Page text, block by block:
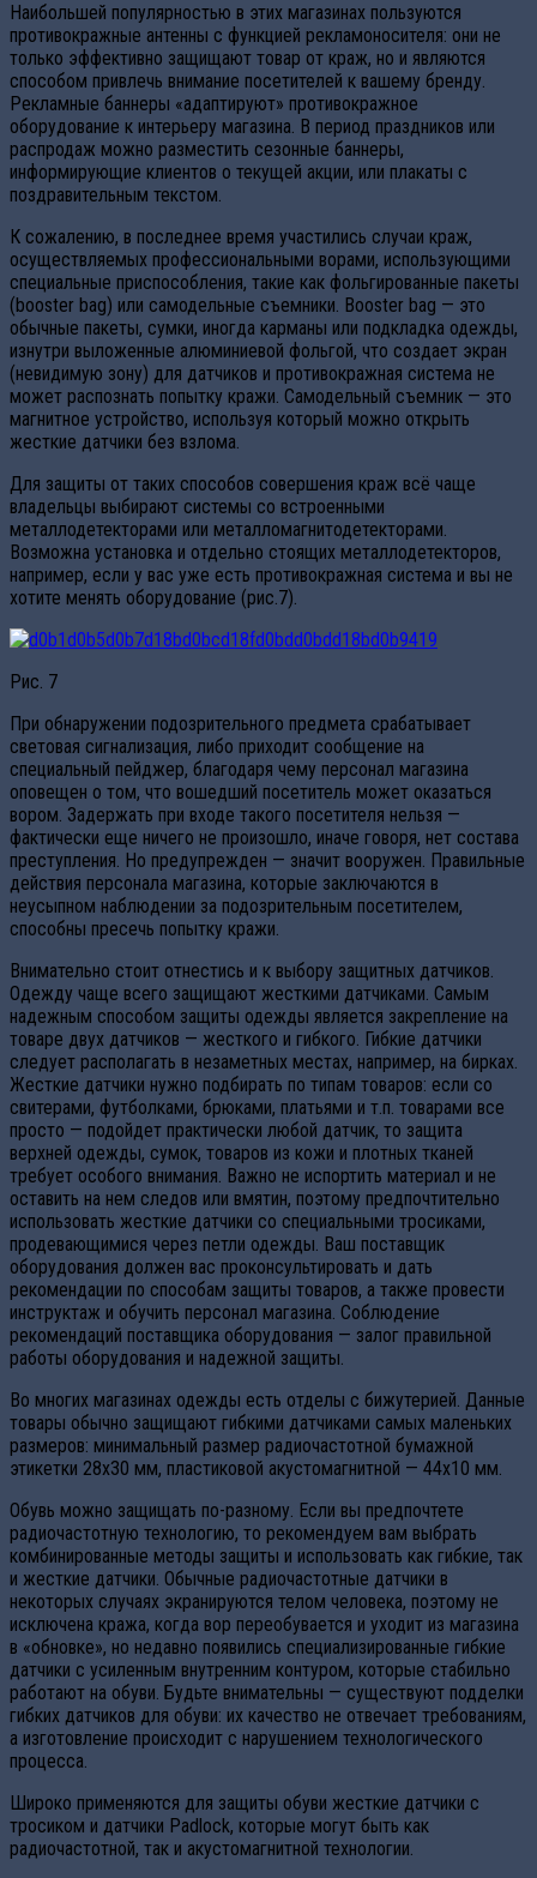
Наибольшей популярностью в этих магазинах пользуются
противокражные антенны с функцией рекламоносителя: они не
только эффективно защищают товар от краж, но и являются
способом привлечь внимание посетителей к вашему бренду.
Рекламные баннеры «адаптируют» противокражное
оборудование к интерьеру магазина. В период праздников или
распродаж можно разместить сезонные баннеры,
информирующие клиентов о текущей акции, или плакаты с
поздравительным текстом.
К сожалению, в последнее время участились случаи краж,
осуществляемых профессиональными ворами, использующими
специальные приспособления, такие как фольгированные пакеты
(booster bag) или самодельные съемники. Booster bag — это
обычные пакеты, сумки, иногда карманы или подкладка одежды,
изнутри выложенные алюминиевой фольгой, что создает экран
(невидимую зону) для датчиков и противокражная система не
может распознать попытку кражи. Самодельный съемник — это
магнитное устройство, используя который можно открыть
жесткие датчики без взлома.
Для защиты от таких способов совершения краж всё чаще
владельцы выбирают системы со встроенными
металлодетекторами или металломагнитодетекторами.
Возможна установка и отдельно стоящих металлодетекторов,
например, если у вас уже есть противокражная система и вы не
хотите менять оборудование (рис.7).
Рис. 7
При обнаружении подозрительного предмета срабатывает
световая сигнализация, либо приходит сообщение на
специальный пейджер, благодаря чему персонал магазина
оповещен о том, что вошедший посетитель может оказаться
вором. Задержать при входе такого посетителя нельзя —
фактически еще ничего не произошло, иначе говоря, нет состава
преступления. Но предупрежден — значит вооружен. Правильные
действия персонала магазина, которые заключаются в
неусыпном наблюдении за подозрительным посетителем,
способны пресечь попытку кражи.
Внимательно стоит отнестись и к выбору защитных датчиков.
Одежду чаще всего защищают жесткими датчиками. Самым
надежным способом защиты одежды является закрепление на
товаре двух датчиков — жесткого и гибкого. Гибкие датчики
следует располагать в незаметных местах, например, на бирках.
Жесткие датчики нужно подбирать по типам товаров: если со
свитерами, футболками, брюками, платьями и т.п. товарами все
просто — подойдет практически любой датчик, то защита
верхней одежды, сумок, товаров из кожи и плотных тканей
требует особого внимания. Важно не испортить материал и не
оставить на нем следов или вмятин, поэтому предпочтительно
использовать жесткие датчики со специальными тросиками,
продевающимися через петли одежды. Ваш поставщик
оборудования должен вас проконсультировать и дать
рекомендации по способам защиты товаров, а также провести
инструктаж и обучить персонал магазина. Соблюдение
рекомендаций поставщика оборудования — залог правильной
работы оборудования и надежной защиты.
Во многих магазинах одежды есть отделы с бижутерией. Данные
товары обычно защищают гибкими датчиками самых маленьких
размеров: минимальный размер радиочастотной бумажной
этикетки 28х30 мм, пластиковой акустомагнитной — 44х10 мм.
Обувь можно защищать по-разному. Если вы предпочтете
радиочастотную технологию, то рекомендуем вам выбрать
комбинированные методы защиты и использовать как гибкие, так
и жесткие датчики. Обычные радиочастотные датчики в
некоторых случаях экранируются телом человека, поэтому не
исключена кража, когда вор переобувается и уходит из магазина
в «обновке», но недавно появились специализированные гибкие
датчики с усиленным внутренним контуром, которые стабильно
работают на обуви. Будьте внимательны — существуют подделки
гибких датчиков для обуви: их качество не отвечает требованиям,
а изготовление происходит с нарушением технологического
процесса.
Широко применяются для защиты обуви жесткие датчики с
тросиком и датчики Padlock, которые могут быть как
радиочастотной, так и акустомагнитной технологии.